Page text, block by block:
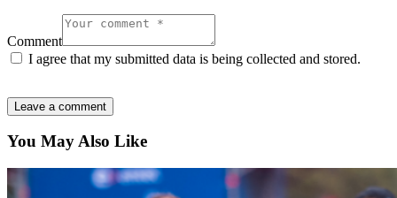
Comment
I agree that my submitted data is being collected and stored.
You May Also Like